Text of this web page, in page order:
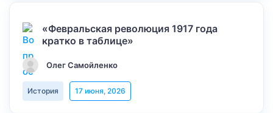
«Февральская революция 1917 года
кратко в таблице»
Олег Самойленко
История 17 июня, 2026